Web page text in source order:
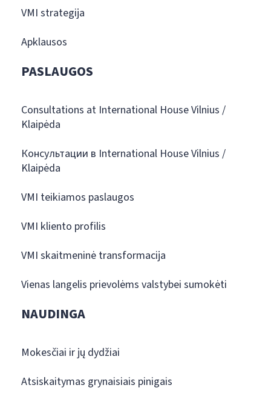
VMI strategija
Apklausos
PASLAUGOS
Consultations at International House Vilnius /
Klaipėda
Консультации в International House Vilnius /
Klaipėda
VMI teikiamos paslaugos
VMI kliento profilis
VMI skaitmeninė transformacija
Vienas langelis prievolėms valstybei sumokėti
NAUDINGA
Mokesčiai ir jų dydžiai
Atsiskaitymas grynaisiais pinigais